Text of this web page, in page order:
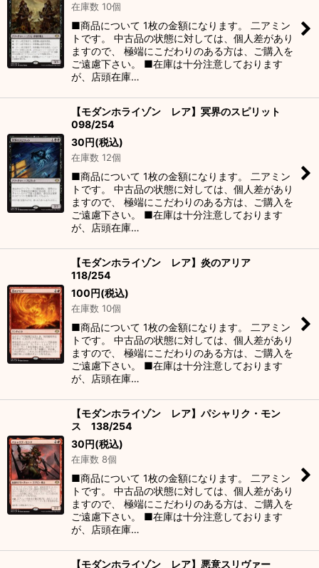
在庫数 10個
■商品について 1枚の金額になります。 二アミン
トです。 中古品の状態に対しては、個人差があり
ますので、 極端にこだわりのある方は、ご購入を
ご遠慮下さい。 ■在庫は十分注意しております
が、店頭在庫…
【モダンホライゾン レア】冥界のスピリット
098/254
30円(税込)
在庫数 12個
■商品について 1枚の金額になります。 二アミン
トです。 中古品の状態に対しては、個人差があり
ますので、 極端にこだわりのある方は、ご購入を
ご遠慮下さい。 ■在庫は十分注意しております
が、店頭在庫…
【モダンホライゾン レア】炎のアリア
118/254
100円(税込)
在庫数 10個
■商品について 1枚の金額になります。 二アミン
トです。 中古品の状態に対しては、個人差があり
ますので、 極端にこだわりのある方は、ご購入を
ご遠慮下さい。 ■在庫は十分注意しております
が、店頭在庫…
【モダンホライゾン レア】パシャリク・モン
ス 138/254
30円(税込)
在庫数 8個
■商品について 1枚の金額になります。 二アミン
トです。 中古品の状態に対しては、個人差があり
ますので、 極端にこだわりのある方は、ご購入を
ご遠慮下さい。 ■在庫は十分注意しております
が、店頭在庫…
【モダンホライゾン レア】悪意スリヴァー